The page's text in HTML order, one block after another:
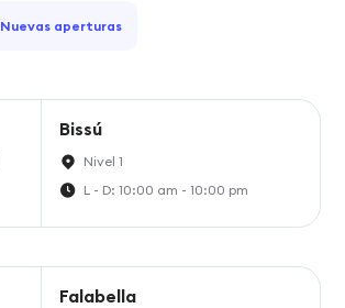
Nuevas aperturas
Bissú
Nivel 1
L - D: 10:00 am - 10:00 pm
Falabella